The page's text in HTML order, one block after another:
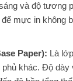
và độ tương
mực in không
Paper): Là
khác. Độ